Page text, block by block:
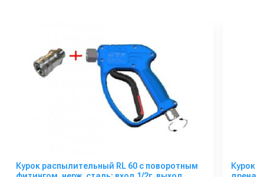
Курок распылительный RL 60 с поворотным
Курок